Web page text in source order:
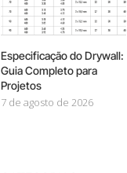
Especificação do Drywall:
Guia Completo para
Projetos
7 de agosto de 2026